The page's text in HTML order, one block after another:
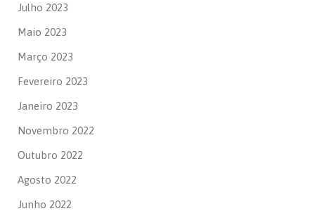
Julho 2023
Maio 2023
Março 2023
Fevereiro 2023
Janeiro 2023
Novembro 2022
Outubro 2022
Agosto 2022
Junho 2022